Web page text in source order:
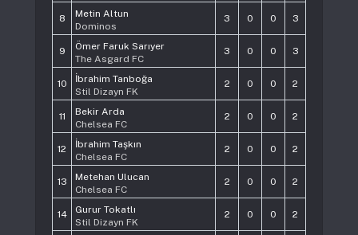
8
Metin Altun
Dominos
3 0 0 3
9
Ömer Faruk Sarıyer
The Asgard FC
3 0 0 3
10
İbrahim Tanboğa
Stil Dizayn FK
2 0 0 2
11
Bekir Arda
Chelsea FC
2 0 0 2
12
İbrahim Taşkın
Chelsea FC
2 0 0 2
13
Metehan Ulucan
Chelsea FC
2 0 0 2
14
Gurur Tokatlı
Stil Dizayn FK
2 0 0 2